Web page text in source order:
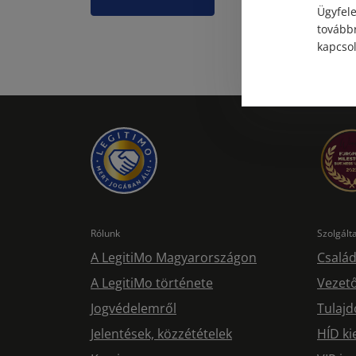
Rólunk
A LegitiMo Magyarországon
A LegitiMo története
Jogvédelemről
Jelentések, közzétételek
HÍD